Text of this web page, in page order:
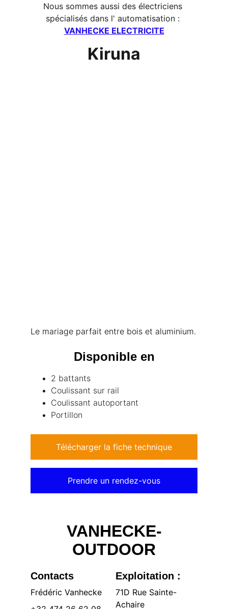
Nous sommes aussi des électriciens
spécialisés dans l' automatisation :
VANHECKE ELECTRICITE
Kiruna
Le mariage parfait entre bois et aluminium.
Disponible en
2 battants
Coulissant sur rail
Coulissant autoportant
Portillon
Télécharger la fiche technique
Prendre un rendez-vous
VANHECKE-
OUTDOOR
Contacts
Frédéric Vanhecke
Exploitation :
71D Rue Sainte-
Achaire